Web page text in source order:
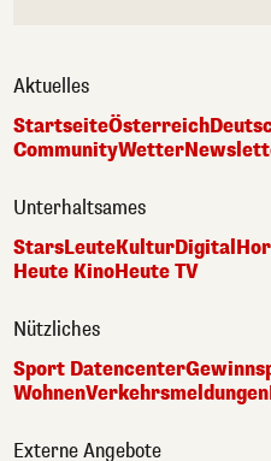
Aktuelles
StartseiteÖsterreich
CommunityWetter
Unterhaltsames
StarsLeuteKulturDigital
Heute KinoHeute TV
Nützliches
Sport Datencenter
WohnenVerkehrsmeldungen
Externe Angebote